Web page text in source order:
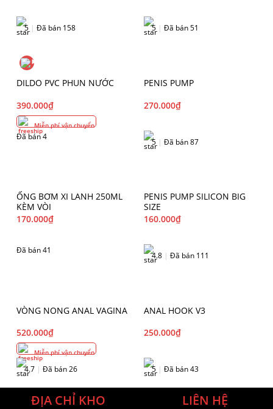
5 | Đã bán 158 5 | Đã bán 51
DILDO PVC PHUN NƯỚC
390.000₫
Miễn phí vận chuyển
Đã bán 4
PENIS PUMP
270.000₫
5 | Đã bán 87
ỐNG BƠM XI LANH 250ML
KÈM VÒI
170.000₫
Đã bán 41
PENIS PUMP SILICON BIG
SIZE
160.000₫
4.8 | Đã bán 111
VÒNG NONG ANAL VAGINA
520.000₫
Miễn phí vận chuyển
4.7 | Đã bán 26
ANAL HOOK V3
250.000₫
5 | Đã bán 43
ĐỊA CHỈ KHO LIÊN HỆ